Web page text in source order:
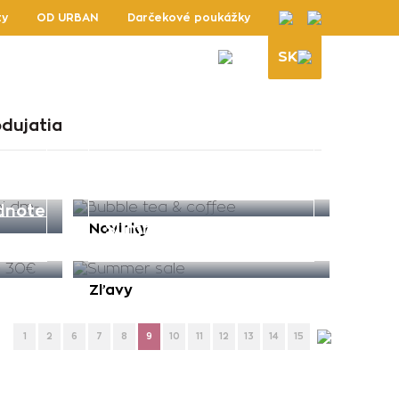
OD URBAN Darčekové poukážky
SK
Novinky
Zľavy
Summer sale
1 2 6 7 8 9 10 11 12 13 14 15